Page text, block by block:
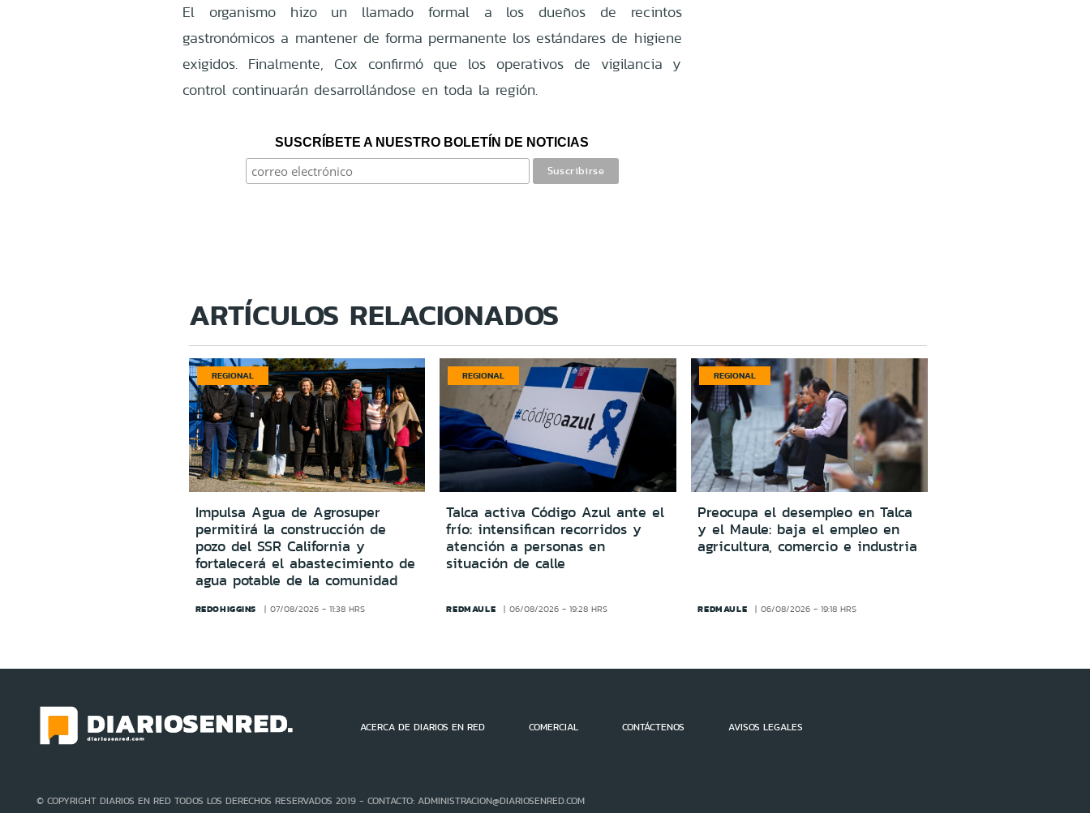
El organismo hizo un llamado formal a los dueños de recintos
gastronómicos a mantener de forma permanente los estándares de higiene
exigidos. Finalmente, Cox confirmó que los operativos de vigilancia y
control continuarán desarrollándose en toda la región.
SUSCRÍBETE A NUESTRO BOLETÍN DE NOTICIAS
ARTÍCULOS RELACIONADOS
REGIONAL
Impulsa Agua de Agrosuper
permitirá la construcción de
pozo del SSR California y
fortalecerá el abastecimiento de
agua potable de la comunidad
REDOHIGGINS 07/08/2026 - 11:38 HRS
REGIONAL
Talca activa Código Azul ante el
frío: intensifican recorridos y
atención a personas en
situación de calle
REDMAULE 06/08/2026 - 19:28 HRS
REGIONAL
Preocupa el desempleo en Talca
y el Maule: baja el empleo en
agricultura, comercio e industria
REDMAULE 06/08/2026 - 19:18 HRS
ACERCA DE DIARIOS EN RED COMERCIAL CONTÁCTENOS AVISOS LEGALES
© COPYRIGHT DIARIOS EN RED TODOS LOS DERECHOS RESERVADOS 2019 - CONTACTO: ADMINISTRACION@DIARIOSENRED.COM